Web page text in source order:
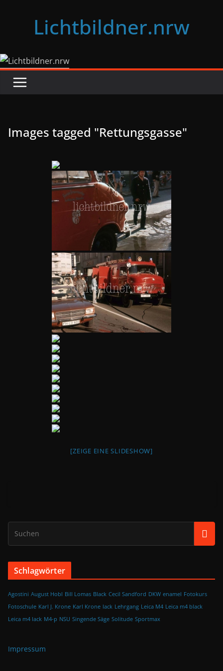
Lichtbildner.nrw
Images tagged "Rettungsgasse"
[ZEIGE EINE SLIDESHOW]
Schlagwörter
Agostini August Hobl Bill Lomas Black Cecil Sandford DKW enamel Fotokurs
Fotoschule Karl J. Krone Karl Krone lack Lehrgang Leica M4 Leica m4 black
Leica m4 lack M4-p NSU Singende Säge Solitude Sportmax
Impressum